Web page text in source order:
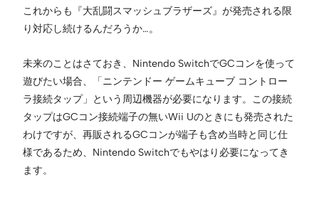
これからも『大乱闘スマッシュブラザーズ』が発売される限
り対応し続けるんだろうか…。
未来のことはさておき、Nintendo SwitchでGCコンを使って
遊びたい場合、「ニンテンドー ゲームキューブ コントロー
ラ接続タップ」という周辺機器が必要になります。この接続
タップはGCコン接続端子の無いWii Uのときにも発売された
わけですが、再販されるGCコンが端子も含め当時と同じ仕
様であるため、Nintendo Switchでもやはり必要になってき
ます。